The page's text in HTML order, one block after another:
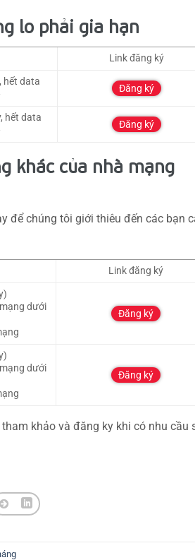
lo phải gia hạn
Link đăng ký
hết data
Đăng ký
hết data
Đăng ký
khác của nhà mạng
để chúng tôi giới thiêu đến các bạn
Link đăng ký
dưới
Đăng ký
dưới
Đăng ký
khảo và đăng ky khi có nhu cầu